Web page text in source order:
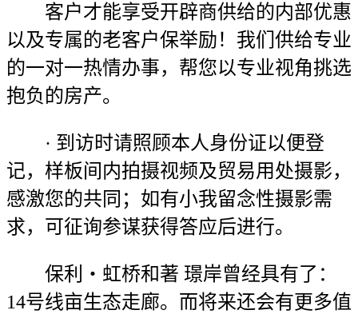
客户才能享受开辟商供给的内部优惠
以及专属的老客户保举励！我们供给专业
的一对一热情办事，帮您以专业视角挑选
抱负的房产。
· 到访时请照顾本人身份证以便登
记，样板间内拍摄视频及贸易用处摄影，
感激您的共同；如有小我留念性摄影需
求，可征询参谋获得答应后进行。
保利・虹桥和著 璟岸曾经具有了：
14号线亩生态走廊。而将来还会有更多值